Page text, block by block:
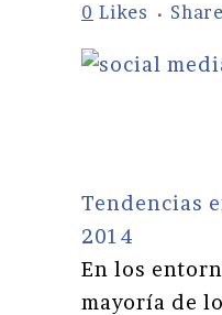
0 Likes Share
Tendencias
2014
En los
mayoría de